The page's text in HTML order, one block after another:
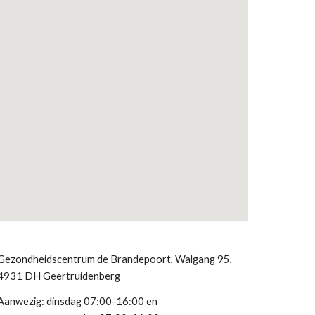
de Brandepoort, Walgang 95,
DH Geertruidenberg
dinsdag 07:00-16:00 en